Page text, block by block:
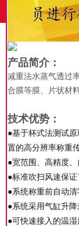
产品简介：
减重法水蒸气透过
合膜等膜、片状材
技术优势：
●基于杯式法测试
置的高分辨率称重
●宽范围、高精度
●标准吹扫风速保
●系统称重前自动
●系统采用气缸升
●可快速接入的温